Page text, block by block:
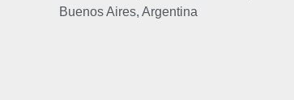
Buenos Aires, Argentina